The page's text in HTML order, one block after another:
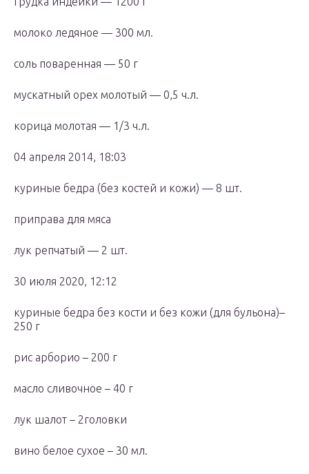
молоко ледяное — 300 мл.
соль поваренная — 50 г
мускатный орех молотый — 0,5 ч.л.
корица молотая — 1/3 ч.л.
04 апреля 2014, 18:03
куриные бедра (без костей и кожи) — 8 шт.
приправа для мяса
лук репчатый — 2 шт.
30 июля 2020, 12:12
куриные бедра без кости и без кожи (для бульона)–
250 г
рис арборио – 200 г
масло сливочное – 40 г
лук шалот – 2головки
вино белое сухое – 30 мл.